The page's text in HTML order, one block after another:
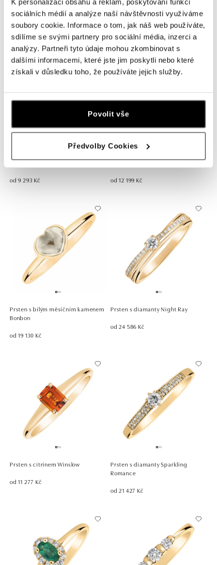
K personalizaci obsahu a reklam, poskytování funkcí
sociálních médií a analýze naší návštěvnosti využíváme
soubory cookie. Informace o tom, jak náš web používáte,
sdílíme se svými partnery pro sociální média, inzerci a
analýzy. Partneři tyto údaje mohou zkombinovat s
dalšími informacemi, které jste jim poskytli nebo které
získali v důsledku toho, že používáte jejich služby.
Povolit vše
Předvolby Cookies
Prsten s diamanty Love Poem
od 11 963 Kč
Prsten s peridotem Bonbon
od 12 427 Kč
Prsten s diamantem Bubble Kiss
od 9 293 Kč
Prsten s diamantem Vivid Love
od 12 199 Kč
Prsten s bílým měsíčním kamenem
Bonbon
od 19 130 Kč
Prsten s diamanty Night Ray
od 24 586 Kč
Prsten s citrínem Winslow
od 11 277 Kč
Prsten s diamanty Sparkling
Romance
od 21 427 Kč